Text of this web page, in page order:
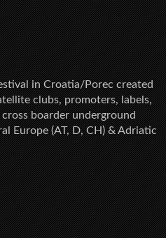
in Croatia/Porec created
clubs, promoters, labels,
boarder underground
Europe (AT, D, CH) & Adriatic